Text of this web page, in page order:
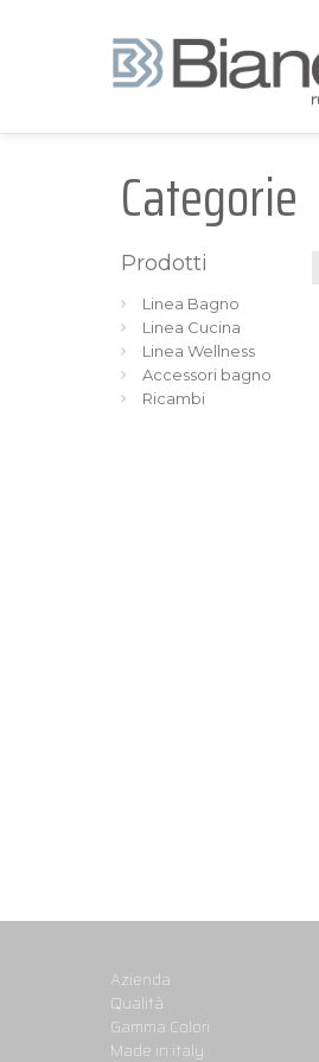
Categorie
Prodotti
Linea Bagno
Linea Cucina
Linea Wellness
Accessori bagno
Ricambi
Azienda
Qualità
Gamma Colori
Made in italy